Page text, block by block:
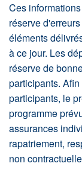
Ces
réserve
éléments
à ce jour. Les
réserve de
participants.
participants, le
programme
assurances
rapatriement,
non